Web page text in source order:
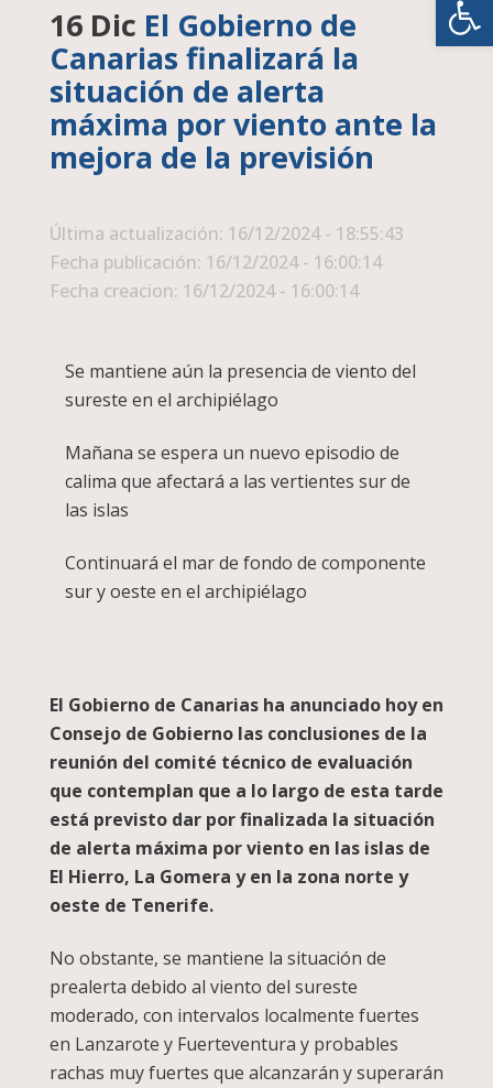
16 Dic El Gobierno de
Canarias finalizará la
situación de alerta
máxima por viento ante la
mejora de la previsión
Última actualización: 16/12/2024 - 18:55:43
Fecha publicación: 16/12/2024 - 16:00:14
Fecha creacion: 16/12/2024 - 16:00:14
Se mantiene aún la presencia de viento del
sureste en el archipiélago
Mañana se espera un nuevo episodio de
calima que afectará a las vertientes sur de
las islas
Continuará el mar de fondo de componente
sur y oeste en el archipiélago
El Gobierno de Canarias ha anunciado hoy en
Consejo de Gobierno las conclusiones de la
reunión del comité técnico de evaluación
que contemplan que a lo largo de esta tarde
está previsto dar por finalizada la situación
de alerta máxima por viento en las islas de
El Hierro, La Gomera y en la zona norte y
oeste de Tenerife.
No obstante, se mantiene la situación de
prealerta debido al viento del sureste
moderado, con intervalos localmente fuertes
en Lanzarote y Fuerteventura y probables
rachas muy fuertes que alcanzarán y superarán